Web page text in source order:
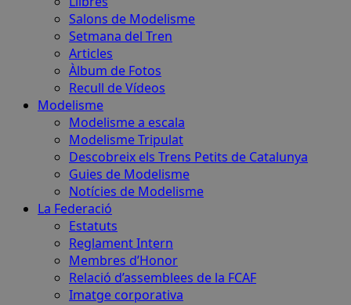
Salons de Modelisme
Setmana del Tren
Articles
Àlbum de Fotos
Recull de Vídeos
Modelisme
Modelisme a escala
Modelisme Tripulat
Descobreix els Trens Petits de Catalunya
Guies de Modelisme
Notícies de Modelisme
La Federació
Estatuts
Reglament Intern
Membres d’Honor
Relació d’assemblees de la FCAF
Imatge corporativa